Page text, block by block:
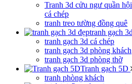
Tranh 3d cửu ngư quần
cá chép
tranh treo tường đồng quê
tranh gạch
tranh gạch 3d cá chép
tranh gạch 3d phòng khách
tranh gạch 3d phòng thờ
Tranh gạch 5D
tranh phòng khách